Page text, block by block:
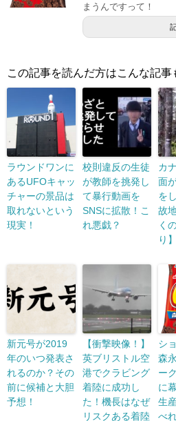
まうんですって！
この記事を読んだ方はこんな記事
ラウンドワンに
あるUFOキャッ
チャーの景品は
取れないという
現実！
校則違反の生徒
が教師を挑発し
て暴行動画を
SNSに拡散！こ
れ悪戯？
カ
面
を
故
く
り】
新元号が2019
年のいつ発表さ
れるのか？その
前に候補と大胆
予想！
【衝撃映像！】
英ブリストル空
港でクラビング
着陸に成功し
た！機長はなぜ
リスクある着陸
シ
森
ー
に
生
べ